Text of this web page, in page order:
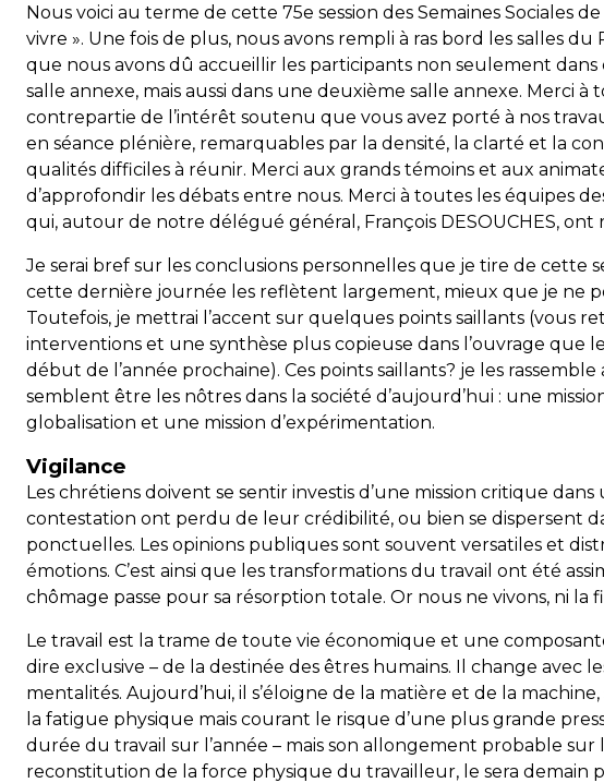
Nous voici au terme de cette 75e session des Semaines Sociales
vivre ». Une fois de plus, nous avons rempli à ras bord les salles du
que nous avons dû accueillir les participants non seulement
salle annexe, mais aussi dans une deuxième salle annexe. Merci à
contrepartie de l’intérêt soutenu que vous avez porté à nos
en séance plénière, remarquables par la densité, la clarté et la
qualités difficiles à réunir. Merci aux grands témoins et aux
d’approfondir les débats entre nous. Merci à toutes les équipes
qui, autour de notre délégué général, François DESOUCHES, ont
Je serai bref sur les conclusions personnelles que je tire de cette
cette dernière journée les reflètent largement, mieux que je ne
Toutefois, je mettrai l’accent sur quelques points saillants (vous
interventions et une synthèse plus copieuse dans l’ouvrage que
début de l’année prochaine). Ces points saillants? je les
semblent être les nôtres dans la société d’aujourd’hui : une
globalisation et une mission d’expérimentation.
Vigilance
Les chrétiens doivent se sentir investis d’une mission critique
contestation ont perdu de leur crédibilité, ou bien se dispersent
ponctuelles. Les opinions publiques sont souvent versatiles et
émotions. C’est ainsi que les transformations du travail ont été
chômage passe pour sa résorption totale. Or nous ne vivons, ni la
Le travail est la trame de toute vie économique et une
dire exclusive – de la destinée des êtres humains. Il change avec
mentalités. Aujourd’hui, il s’éloigne de la matière et de la
la fatigue physique mais courant le risque d’une plus grande
durée du travail sur l’année – mais son allongement probable sur
reconstitution de la force physique du travailleur, le sera demain